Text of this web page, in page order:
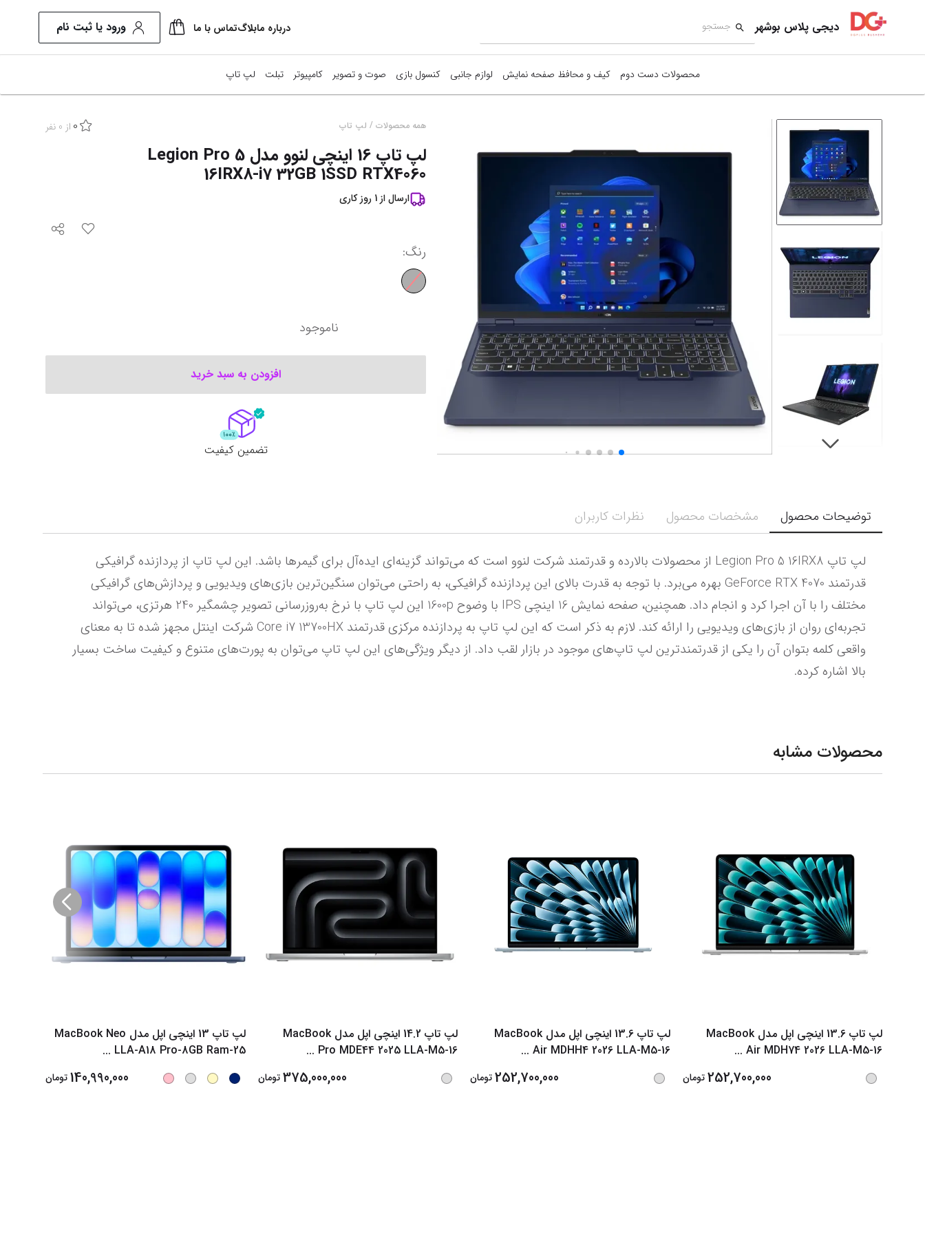
دیجی پلاس بوشهر درباره مابلاگتماس با ما ورود یا ثبت نام
محصولات دست دوم کیف و محافظ صفحه نمایش لوازم جانبی کنسول بازی صوت و تصویر کامپیوتر
قطعات کامپیوتر
آل این وان
تبلت لپ تاپ
همه محصولات / لپ تاپ 0 از 0 نفر
لپ تاپ 16 اینچی لنوو مدل Legion Pro 5
16IRX8-i7 32GB 1SSD RTX4060
ارسال از 1 روز کاری
رنگ:
ناموجود
افزودن به سبد خرید
تضمین کیفیت
توضیحات محصول مشخصات محصول نظرات کاربران
بالا اشاره کرده.
محصولات مشابه
لپ تاپ 13.6 اینچی اپل مدل MacBook
Air MDH74 2026 LLA-M5-16
...
252,700,000 تومان
لپ تاپ 13.6 اینچی اپل مدل MacBook
Air MDHH4 2026 LLA-M5-16
...
252,700,000تومان
لپ تاپ 14.2 اینچی اپل مدل MacBook
Pro MDE44 2025 LLA-M5-16
...
375,000,000 تومان
لپ تاپ 13 اینچی اپل مدل MacBook Neo
LLA-A18 Pro-8GB Ram-25
...
140,990,000تومان